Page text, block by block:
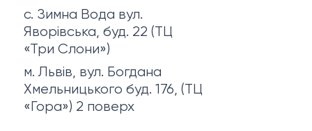
с. Зимна Вода вул.
Яворівська, буд. 22 (ТЦ
«Три Слони»)
м. Львів, вул. Богдана
Хмельницького буд. 176, (ТЦ
«Гора») 2 поверх